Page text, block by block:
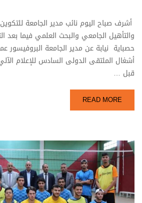
أشرف صباح اليوم نائب مدير الجامعة
والتأهيل الجامعي والبحث العلمي فيما بعد
حصباية نيابة عن مدير الجامعة البروفيسور
أشغال الملتقى الدولى السادس للإعلام
قبل …
READ MORE